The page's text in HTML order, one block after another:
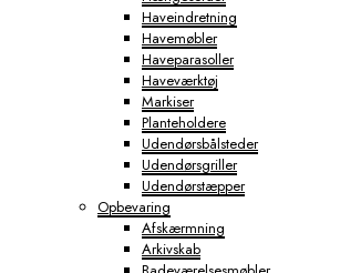
Haveindretning
Havemøbler
Haveparasoller
Haveværktøj
Markiser
Planteholdere
Udendørsbålsteder
Udendørsgriller
Udendørstæpper
Opbevaring
Afskærmning
Arkivskab